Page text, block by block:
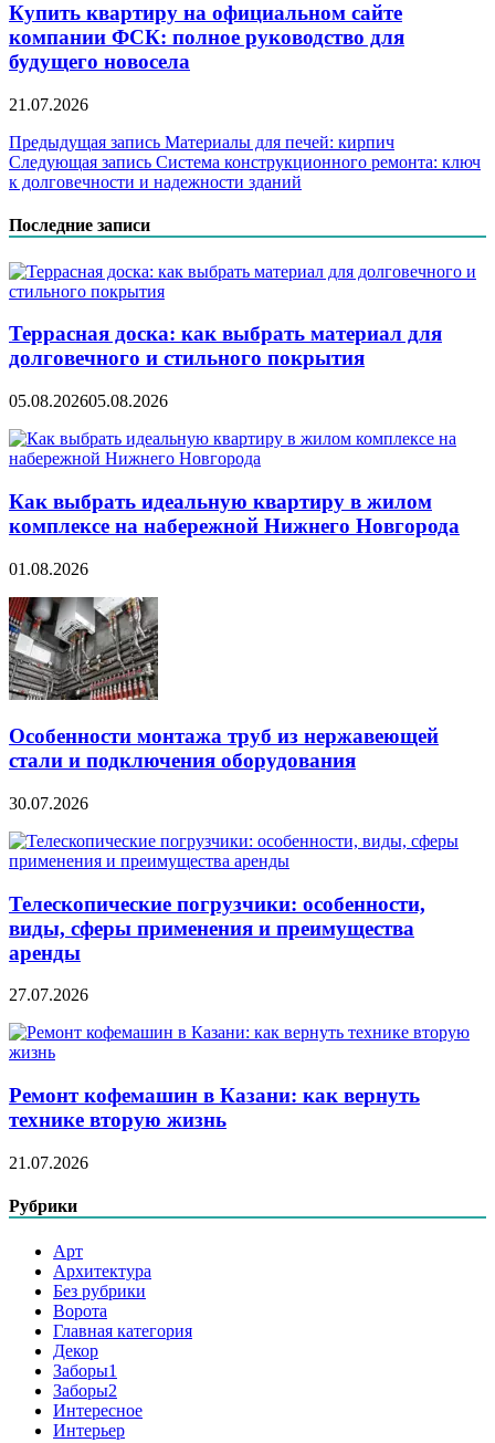
Купить квартиру на официальном сайте
компании ФСК: полное руководство для
будущего новосела
21.07.2026
Навигация
по
Предыдущая запись Материалы для печей: кирпич
Следующая запись Система конструкционного ремонта: ключ
к долговечности и надежности зданий
Последние записи
Террасная доска: как выбрать материал для
долговечного и стильного покрытия
05.08.202605.08.2026
Как выбрать идеальную квартиру в жилом
комплексе на набережной Нижнего Новгорода
01.08.2026
Особенности монтажа труб из нержавеющей
стали и подключения оборудования
30.07.2026
Телескопические погрузчики: особенности,
виды, сферы применения и преимущества
аренды
27.07.2026
Ремонт кофемашин в Казани: как вернуть
технике вторую жизнь
21.07.2026
Рубрики
Арт
Архитектура
Без рубрики
Ворота
Главная категория
Декор
Заборы1
Заборы2
Интересное
Интерьер